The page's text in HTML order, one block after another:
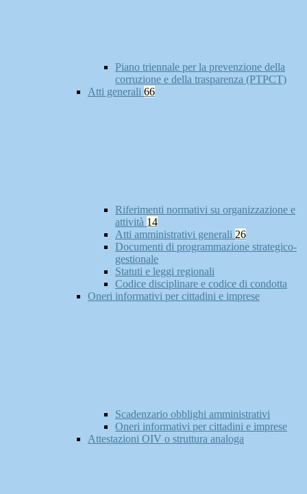
Piano triennale per la prevenzione della
corruzione e della trasparenza (PTPCT)
Atti generali 66
Riferimenti normativi su organizzazione e
attività 14
Atti amministrativi generali 26
Documenti di programmazione strategico-
gestionale
Statuti e leggi regionali
Codice disciplinare e codice di condotta
Oneri informativi per cittadini e imprese
Scadenzario obblighi amministrativi
Oneri informativi per cittadini e imprese
Attestazioni OIV o struttura analoga